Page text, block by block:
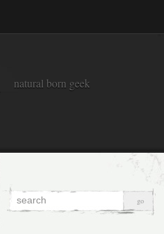
natural born geek